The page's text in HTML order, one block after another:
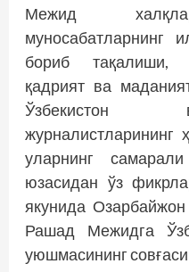
Межид
муносабатларнинг
бориб тақалиши,
қадрият ва
Ўзбекистон
журналистларининг
уларнинг
юзасидан ўз
якунида
Рашад Межидга
уюшмасининг